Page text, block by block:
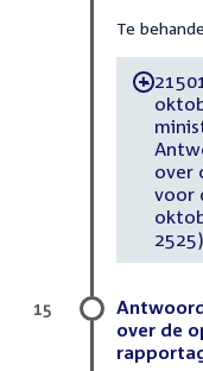
Te
-
over
voor
2525)
over de
15